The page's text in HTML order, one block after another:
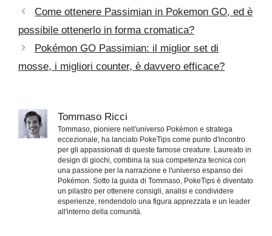
Come ottenere Passimian in Pokemon GO, ed è
possibile ottenerlo in forma cromatica?
Pokémon GO Passimian: il miglior set di
mosse, i migliori counter, è davvero efficace?
Tommaso Ricci
Tommaso, pioniere nell'universo Pokémon e stratega
eccezionale, ha lanciato PokeTips come punto d'incontro
per gli appassionati di queste famose creature. Laureato in
design di giochi, combina la sua competenza tecnica con
una passione per la narrazione e l'universo espanso dei
Pokémon. Sotto la guida di Tommaso, PokeTips è diventato
un pilastro per ottenere consigli, analisi e condividere
esperienze, rendendolo una figura apprezzata e un leader
all'interno della comunità.